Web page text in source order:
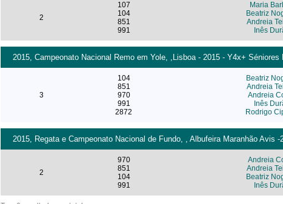
2
107
104
851
991
Maria
Beatriz
Andreia
Inês
2015, Campeonato Nacional Remo em Yole, ,Lisboa - 2015 - Y4x+ Séniores
3
104
851
970
991
2872
Beatriz
Andreia
Andreia
Inês
Rodrigo
2015, Regata e Campeonato Nacional de Fundo, , Albufeira Maranhão Avis -
2
970
851
104
991
Andreia
Andreia
Beatriz
Inês